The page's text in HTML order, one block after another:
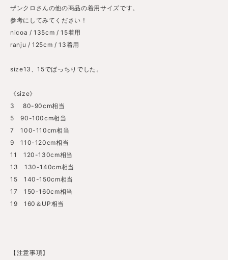
ザンクロさんの他の商品の着用サイズです。
参考にしてみてください！
nicoa / 135cm / 15着用
ranju / 125cm / 13着用
size13、15でばっちりでした。
《size》
3 80-90cm相当
5 90-100cm相当
7 100-110cm相当
9 110-120cm相当
11 120-130cm相当
13 130-140cm相当
15 140-150cm相当
17 150-160cm相当
19 160＆UP相当
【注意事項】